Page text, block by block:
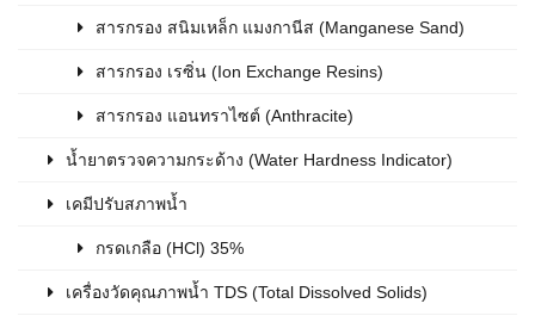
สารกรอง สนิมเหล็ก แมงกานีส (Manganese Sand)
สารกรอง เรซิ่น (Ion Exchange Resins)
สารกรอง แอนทราไซต์ (Anthracite)
น้ำยาตรวจความกระด้าง (Water Hardness Indicator)
เคมีปรับสภาพน้ำ
กรดเกลือ (HCl) 35%
เครื่องวัดคุณภาพน้ำ TDS (Total Dissolved Solids)